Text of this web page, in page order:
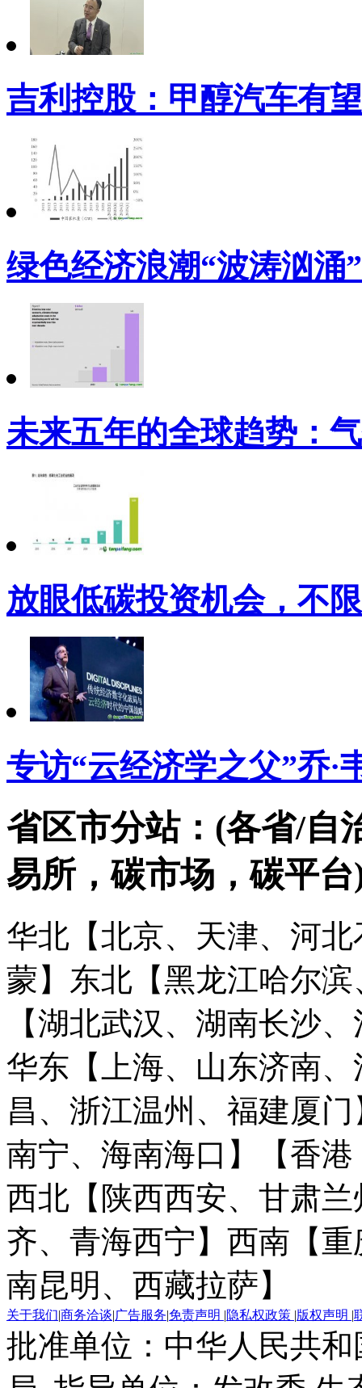
吉利控股：甲醇汽车有
绿色经济浪潮“波涛汹涌
未来五年的全球趋势：
放眼低碳投资机会，不
专访“云经济学之父”乔·
省区市分站：(各省/自
易所，碳市场，碳平台
华北【北京、天津、河
蒙】 东北【黑龙江哈尔
【湖北武汉、湖南长沙
华东【上海、山东济南
昌、浙江温州、福建厦门
南宁、海南海口】
【香
西北【陕西西安、甘肃
齐、青海西宁】 西南【
南昆明、西藏拉萨】
关于我们|商务洽谈|广告服务|免责声明 |隐私权政策 |版权声明 |
批准单位：中华人民共